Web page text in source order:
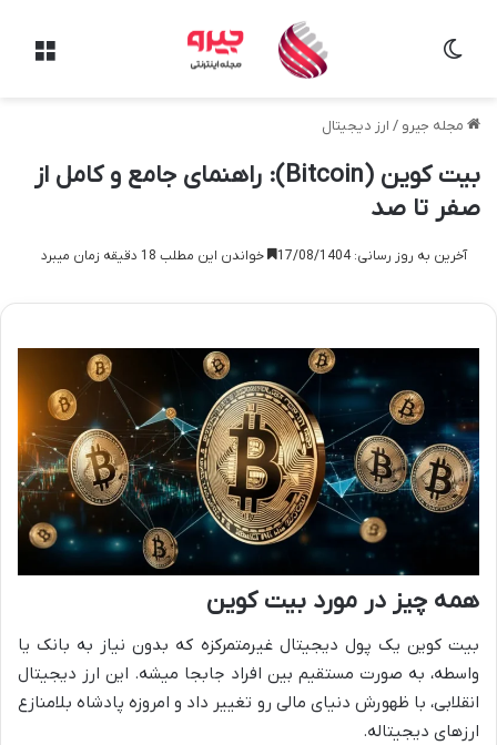
مجله جیرو / ارز دیجیتال
بیت کوین (Bitcoin): راهنمای جامع و کامل از
صفر تا صد
آخرین به روز رسانی: 17/08/1404 خواندن این مطلب 18 دقیقه زمان میبرد
همه چیز در مورد بیت کوین
بیت کوین یک پول دیجیتال غیرمتمرکزه که بدون نیاز به بانک یا
واسطه، به صورت مستقیم بین افراد جابجا میشه. این ارز دیجیتال
انقلابی، با ظهورش دنیای مالی رو تغییر داد و امروزه پادشاه بلامنازع
ارزهای دیجیتاله.